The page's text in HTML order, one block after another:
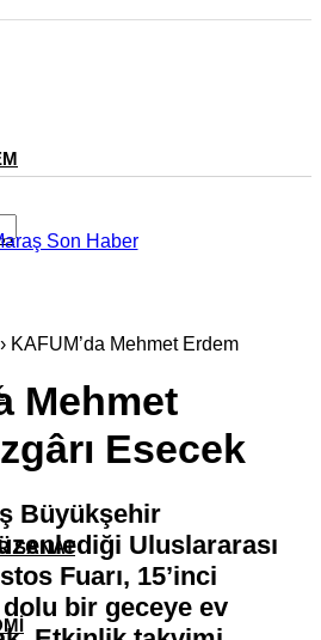
SANAT
KAFUM’da Mehmet Erdem
Mehmet
Esecek
Büyükşehir
Uluslararası
Fuarı, 15’inci
bir geceye ev